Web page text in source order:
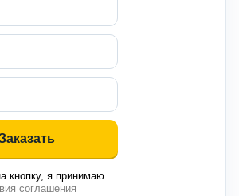
кнопку, я принимаю
соглашения